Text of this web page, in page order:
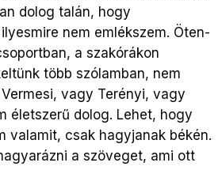
dolog talán, hogy
nem emlékszem. Öten-
a szakórákon
több szólamban, nem
vagy Terényi, vagy
életszerű dolog. Lehet, hogy
valamit, csak hagyjanak békén.
a szöveget, ami ott